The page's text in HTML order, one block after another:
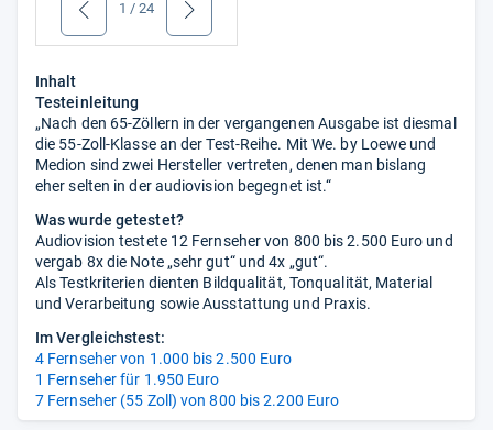
zurück 1 / 24 weiter
Inhalt
Testeinleitung
„Nach den 65-Zöllern in der vergangenen Ausgabe ist diesmal
die 55-Zoll-Klasse an der Test-Reihe. Mit We. by Loewe und
Medion sind zwei Hersteller vertreten, denen man bislang
eher selten in der audiovision begegnet ist.“
Was wurde getestet?
Audiovision testete 12 Fernseher von 800 bis 2.500 Euro und
vergab 8x die Note „sehr gut“ und 4x „gut“.
Als Testkriterien dienten Bildqualität, Tonqualität, Material
und Verarbeitung sowie Ausstattung und Praxis.
Im Vergleichstest:
4 Fernseher von 1.000 bis 2.500 Euro
1 Fernseher für 1.950 Euro
7 Fernseher (55 Zoll) von 800 bis 2.200 Euro